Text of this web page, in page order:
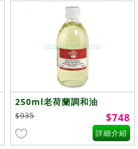
250ml老荷蘭調和油
painting
medium(C1107)
$935 $748
詳細介紹